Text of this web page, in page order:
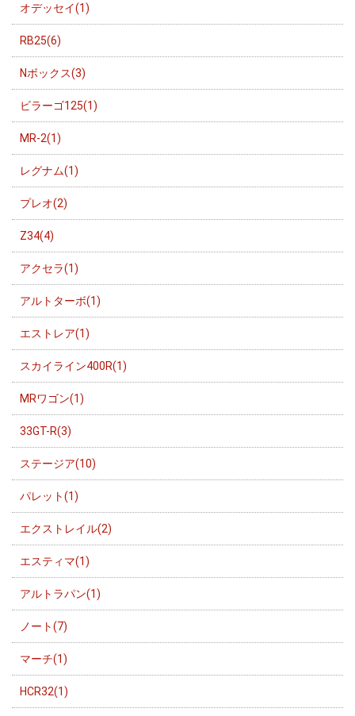
オデッセイ(1)
RB25(6)
Nボックス(3)
ビラーゴ125(1)
MR-2(1)
レグナム(1)
プレオ(2)
Z34(4)
アクセラ(1)
アルトターボ(1)
エストレア(1)
スカイライン400R(1)
MRワゴン(1)
33GT-R(3)
ステージア(10)
パレット(1)
エクストレイル(2)
エスティマ(1)
アルトラパン(1)
ノート(7)
マーチ(1)
HCR32(1)